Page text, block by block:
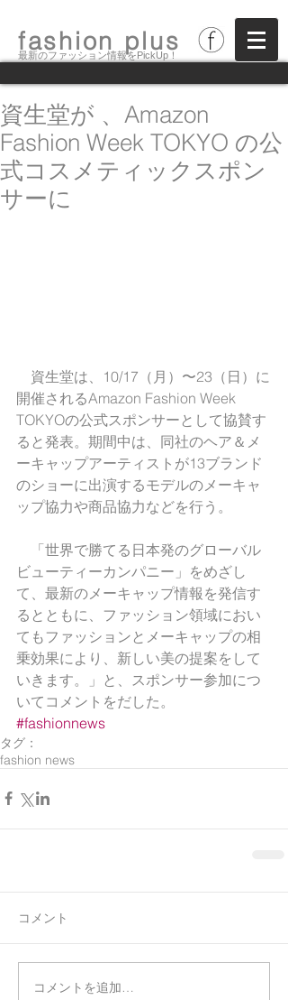
最新のファッション情報をPickUp！
fashion plus
資生堂が 、Amazon
Fashion Week TOKYO の公
式コスメティックスポン
サーに
資生堂は、10/17（月）〜23（日）に
開催されるAmazon Fashion Week
TOKYOの公式スポンサーとして協賛す
ると発表。期間中は、同社のヘア＆メ
ーキャップアーティストが13ブランド
のショーに出演するモデルのメーキャ
ップ協力や商品協力などを行う。
「世界で勝てる日本発のグローバル
ビューティーカンパニー」をめざし
て、最新のメーキャップ情報を発信す
るとともに、ファッション領域におい
てもファッションとメーキャップの相
乗効果により、新しい美の提案をして
いきます。」と、スポンサー参加につ
いてコメントをだした。
#fashionnews
タグ：
fashion news
コメント
コメントを追加…